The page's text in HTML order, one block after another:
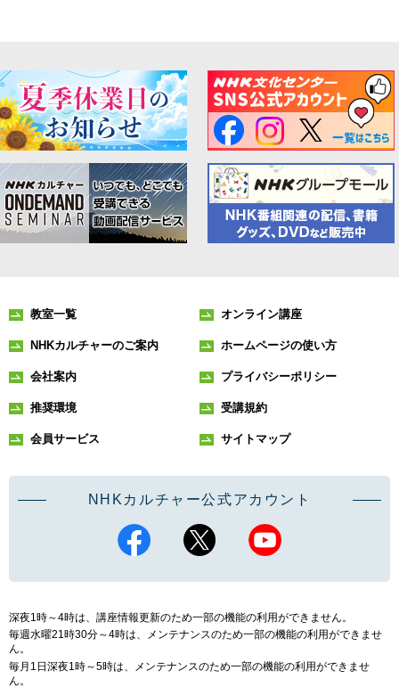
教室一覧 オンライン講座
NHKカルチャーのご案内 ホームページの使い方
会社案内 プライバシーポリシー
推奨環境 受講規約
会員サービス サイトマップ
NHKカルチャー公式アカウント
深夜1時～4時は、講座情報更新のため一部の機能の利用ができません。
毎週水曜21時30分～4時は、メンテナンスのため一部の機能の利用ができませ
ん。
毎月1日深夜1時～5時は、メンテナンスのため一部の機能の利用ができませ
ん。